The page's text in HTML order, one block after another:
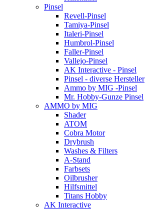
Pinsel
Revell-Pinsel
Tamiya-Pinsel
Italeri-Pinsel
Humbrol-Pinsel
Faller-Pinsel
Vallejo-Pinsel
AK Interactive - Pinsel
Pinsel - diverse Hersteller
Ammo by MIG -Pinsel
Mr. Hobby-Gunze Pinsel
AMMO by MIG
Shader
ATOM
Cobra Motor
Drybrush
Washes & Filters
A-Stand
Farbsets
Oilbrusher
Hilfsmittel
Titans Hobby
AK Interactive